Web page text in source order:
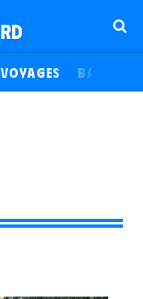
VOYAGES BALADES